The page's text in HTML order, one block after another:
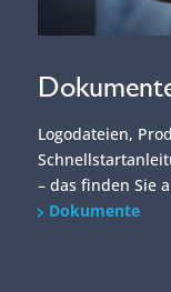
Logodateien,
– das finden Sie
Dokumente